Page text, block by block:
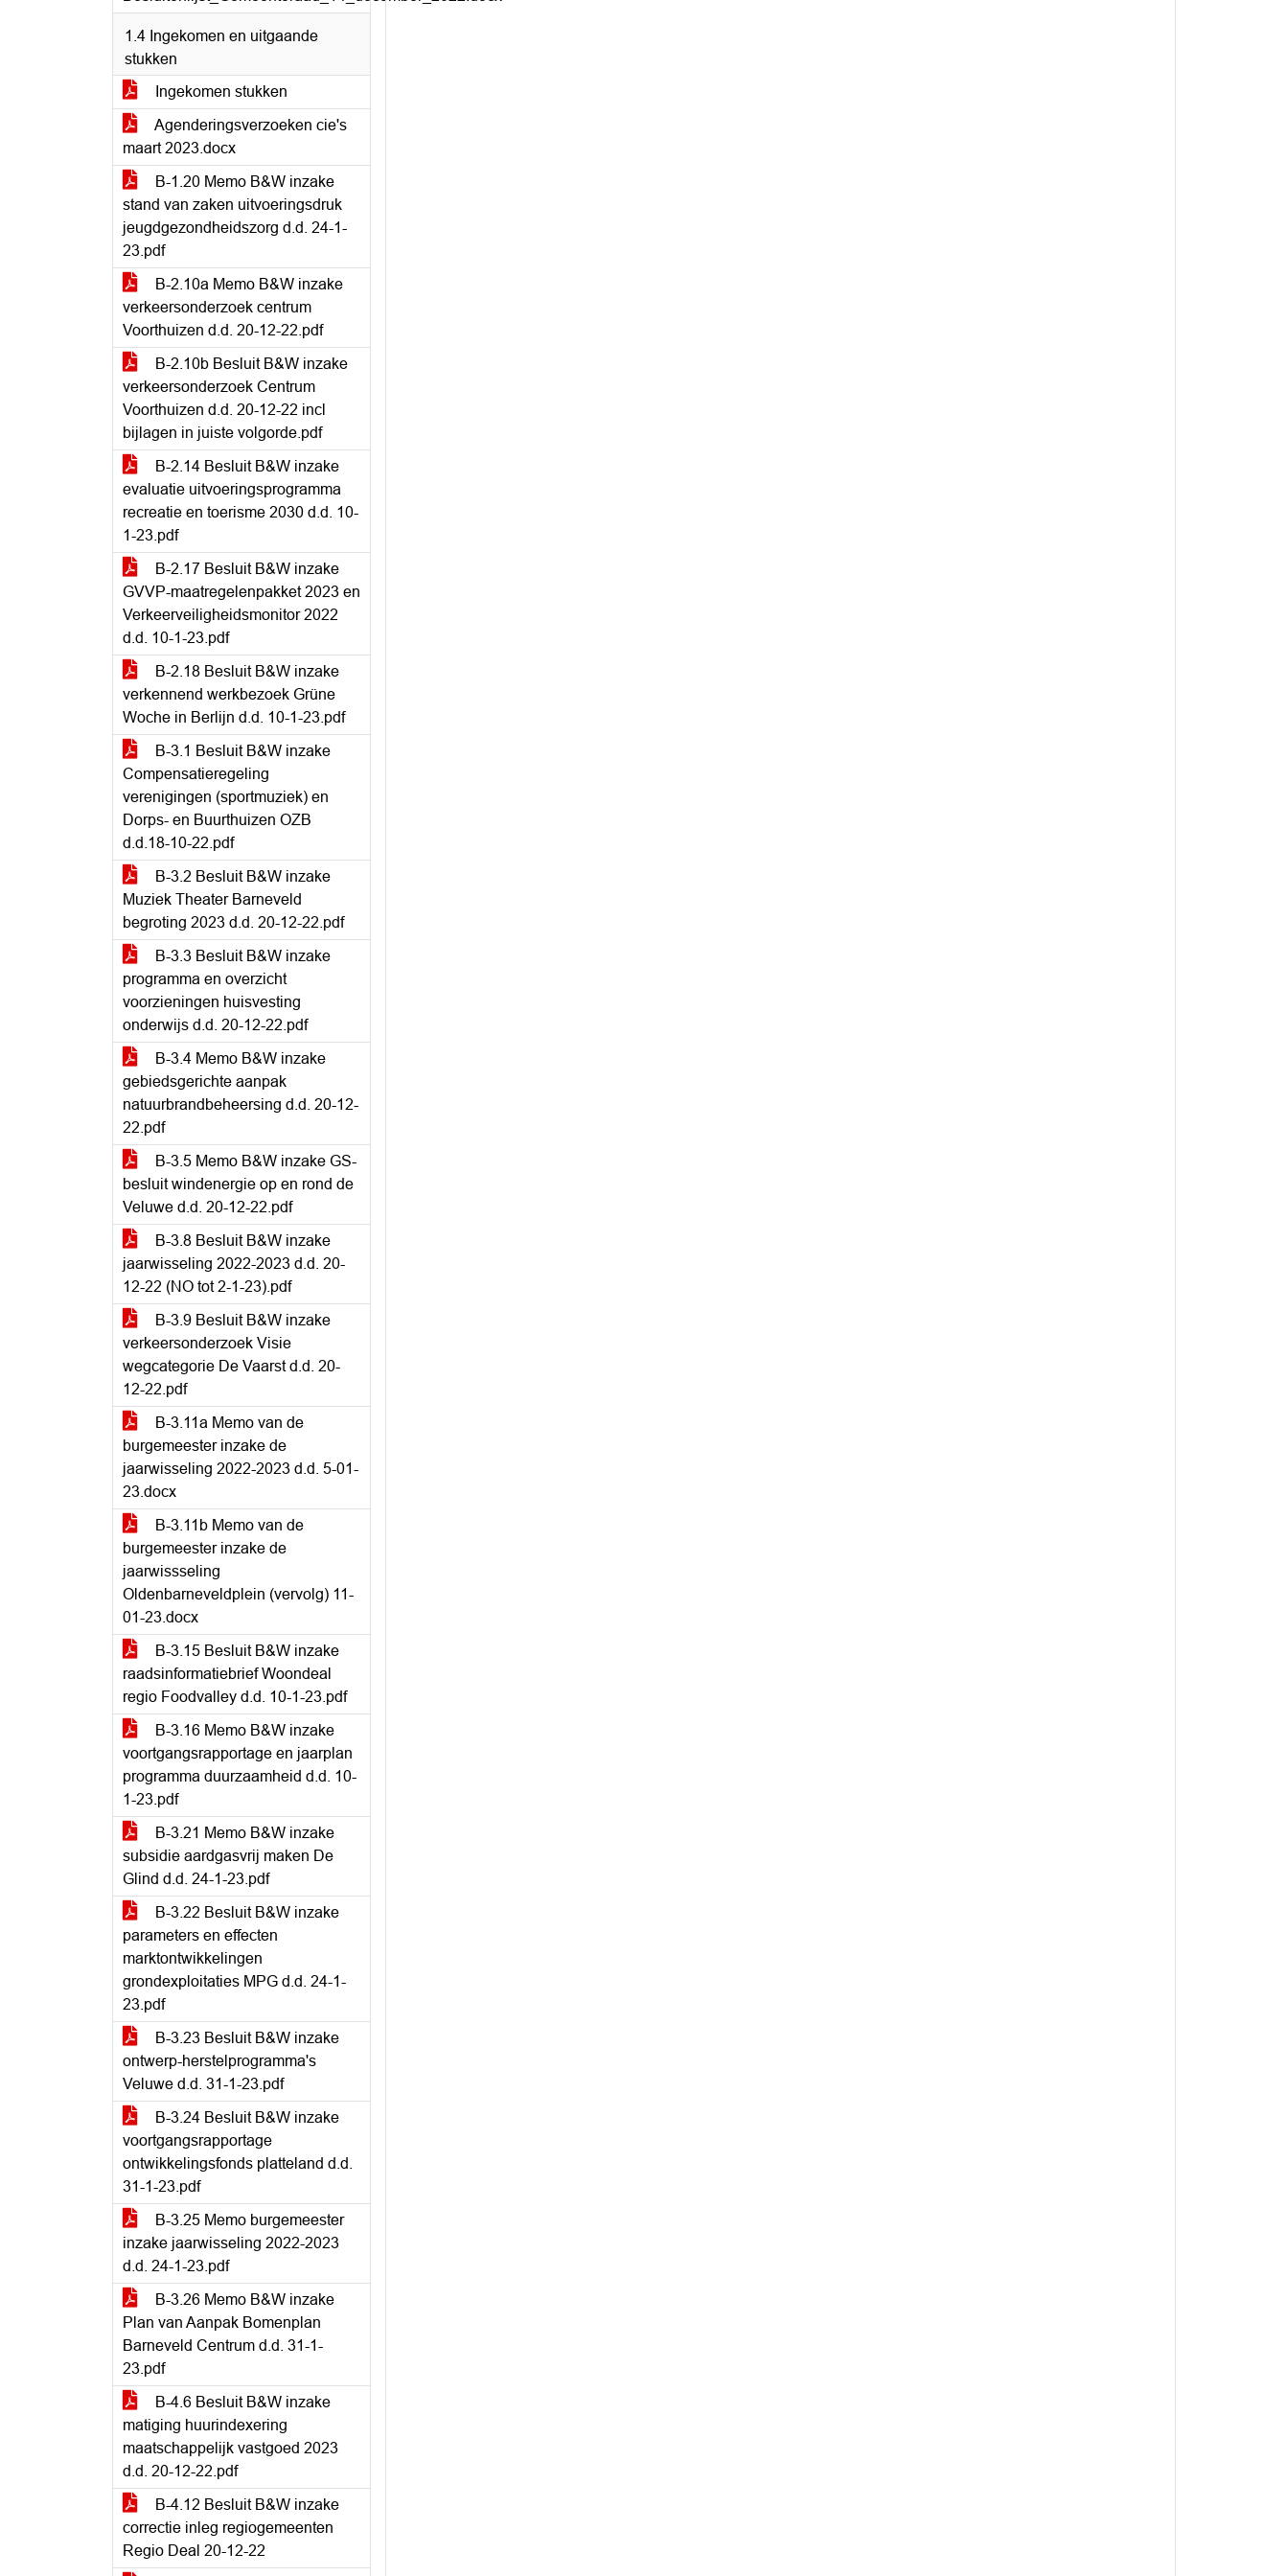
1.4 Ingekomen en uitgaande
stukken
Ingekomen stukken
Agenderingsverzoeken cie's
maart 2023.docx
B-1.20 Memo B&W inzake
stand van zaken uitvoeringsdruk
jeugdgezondheidszorg d.d. 24-1-
23.pdf
B-2.10a Memo B&W inzake
verkeersonderzoek centrum
Voorthuizen d.d. 20-12-22.pdf
B-2.10b Besluit B&W inzake
verkeersonderzoek Centrum
Voorthuizen d.d. 20-12-22 incl
bijlagen in juiste volgorde.pdf
B-2.14 Besluit B&W inzake
evaluatie uitvoeringsprogramma
recreatie en toerisme 2030 d.d. 10-
1-23.pdf
B-2.17 Besluit B&W inzake
GVVP-maatregelenpakket 2023 en
Verkeerveiligheidsmonitor 2022
d.d. 10-1-23.pdf
B-2.18 Besluit B&W inzake
verkennend werkbezoek Grüne
Woche in Berlijn d.d. 10-1-23.pdf
B-3.1 Besluit B&W inzake
Compensatieregeling
verenigingen (sportmuziek) en
Dorps- en Buurthuizen OZB
d.d.18-10-22.pdf
B-3.2 Besluit B&W inzake
Muziek Theater Barneveld
begroting 2023 d.d. 20-12-22.pdf
B-3.3 Besluit B&W inzake
programma en overzicht
voorzieningen huisvesting
onderwijs d.d. 20-12-22.pdf
B-3.4 Memo B&W inzake
gebiedsgerichte aanpak
natuurbrandbeheersing d.d. 20-12-
22.pdf
B-3.5 Memo B&W inzake GS-
besluit windenergie op en rond de
Veluwe d.d. 20-12-22.pdf
B-3.8 Besluit B&W inzake
jaarwisseling 2022-2023 d.d. 20-
12-22 (NO tot 2-1-23).pdf
B-3.9 Besluit B&W inzake
verkeersonderzoek Visie
wegcategorie De Vaarst d.d. 20-
12-22.pdf
B-3.11a Memo van de
burgemeester inzake de
jaarwisseling 2022-2023 d.d. 5-01-
23.docx
B-3.11b Memo van de
burgemeester inzake de
jaarwissseling
Oldenbarneveldplein (vervolg) 11-
01-23.docx
B-3.15 Besluit B&W inzake
raadsinformatiebrief Woondeal
regio Foodvalley d.d. 10-1-23.pdf
B-3.16 Memo B&W inzake
voortgangsrapportage en jaarplan
programma duurzaamheid d.d. 10-
1-23.pdf
B-3.21 Memo B&W inzake
subsidie aardgasvrij maken De
Glind d.d. 24-1-23.pdf
B-3.22 Besluit B&W inzake
parameters en effecten
marktontwikkelingen
grondexploitaties MPG d.d. 24-1-
23.pdf
B-3.23 Besluit B&W inzake
ontwerp-herstelprogramma's
Veluwe d.d. 31-1-23.pdf
B-3.24 Besluit B&W inzake
voortgangsrapportage
ontwikkelingsfonds platteland d.d.
31-1-23.pdf
B-3.25 Memo burgemeester
inzake jaarwisseling 2022-2023
d.d. 24-1-23.pdf
B-3.26 Memo B&W inzake
Plan van Aanpak Bomenplan
Barneveld Centrum d.d. 31-1-
23.pdf
B-4.6 Besluit B&W inzake
matiging huurindexering
maatschappelijk vastgoed 2023
d.d. 20-12-22.pdf
B-4.12 Besluit B&W inzake
correctie inleg regiogemeenten
Regio Deal 20-12-22